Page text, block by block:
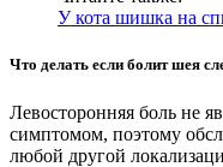
У кота шишка на
Что делать если болит шея
Левосторонняя боль не
симптомом, поэтому
любой другой